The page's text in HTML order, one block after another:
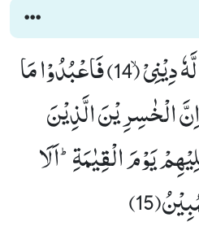
قُلِ اللّٰهَ اَعْبُدُ مُخْلِصًا لَّهٗ دِیْنِیْۙ (14) فَاعْبُدُوْا مَا
الْخٰسِرِیْنَ الَّذِیْنَ
یَوْمَ الْقِیٰمَةِؕ-اَلَا